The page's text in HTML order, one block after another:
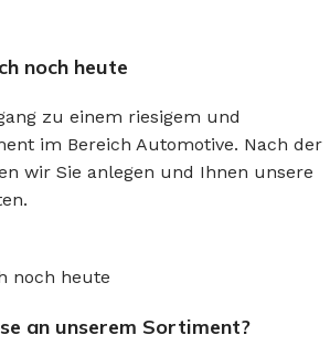
noch heute
zu einem riesigem und
im Bereich Automotive. Nach der
wir Sie anlegen und Ihnen unsere
noch heute
an unserem Sortiment?